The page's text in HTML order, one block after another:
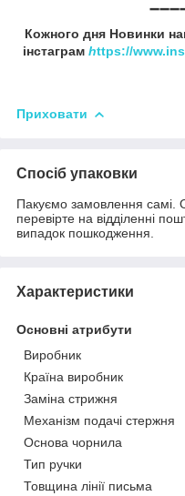
Кожного дня Новинки
інстаграм https://
Приховати
Спосіб упаковки
Пакуємо замовлення самі.
перевірте на відділенні
випадок пошкодження.
Характеристики
Основні атрибути
Виробник
Країна виробник
Заміна стрижня
Механізм подачі стержня
Основа чорнила
Тип ручки
Товщина лінії письма